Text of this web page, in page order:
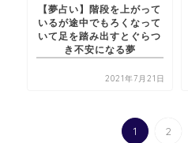
【夢占い】階段を上がって
いるが途中でもろくなって
いて足を踏み出すとぐらつ
き不安になる夢
2021年7月21日
1 2